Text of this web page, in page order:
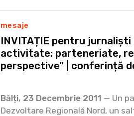
mesaje
INVITAȚIE pentru jurnaliști
activitate: parteneriate,
perspective” | conferință
Bălți, 23 Decembrie 2011 — Un
Dezvoltare Regională Nord, un